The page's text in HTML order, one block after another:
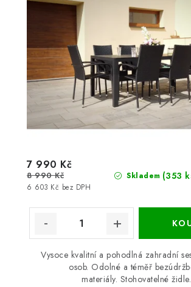
Skladem (353
6 603 Kč bez DPH
7 990 Kč
8 990 Kč
Vysoce kvalitní a pohodlná zahradní
osob. Odolné a téměř
materiály. Stohovatelné židle.